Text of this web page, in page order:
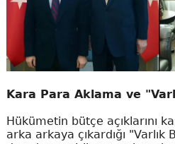
Kara Para Aklama ve
Hükümetin bütçe açıklarını
arka arkaya çıkardığı "Varlık